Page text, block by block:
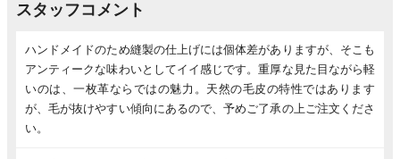
スタッフコメント
ハンドメイドのため縫製の仕上げには個体差がありますが、そこも
アンティークな味わいとしてイイ感じです。重厚な見た目ながら軽
いのは、一枚革ならではの魅力。天然の毛皮の特性ではあります
が、毛が抜けやすい傾向にあるので、予めご了承の上ご注文くださ
い。